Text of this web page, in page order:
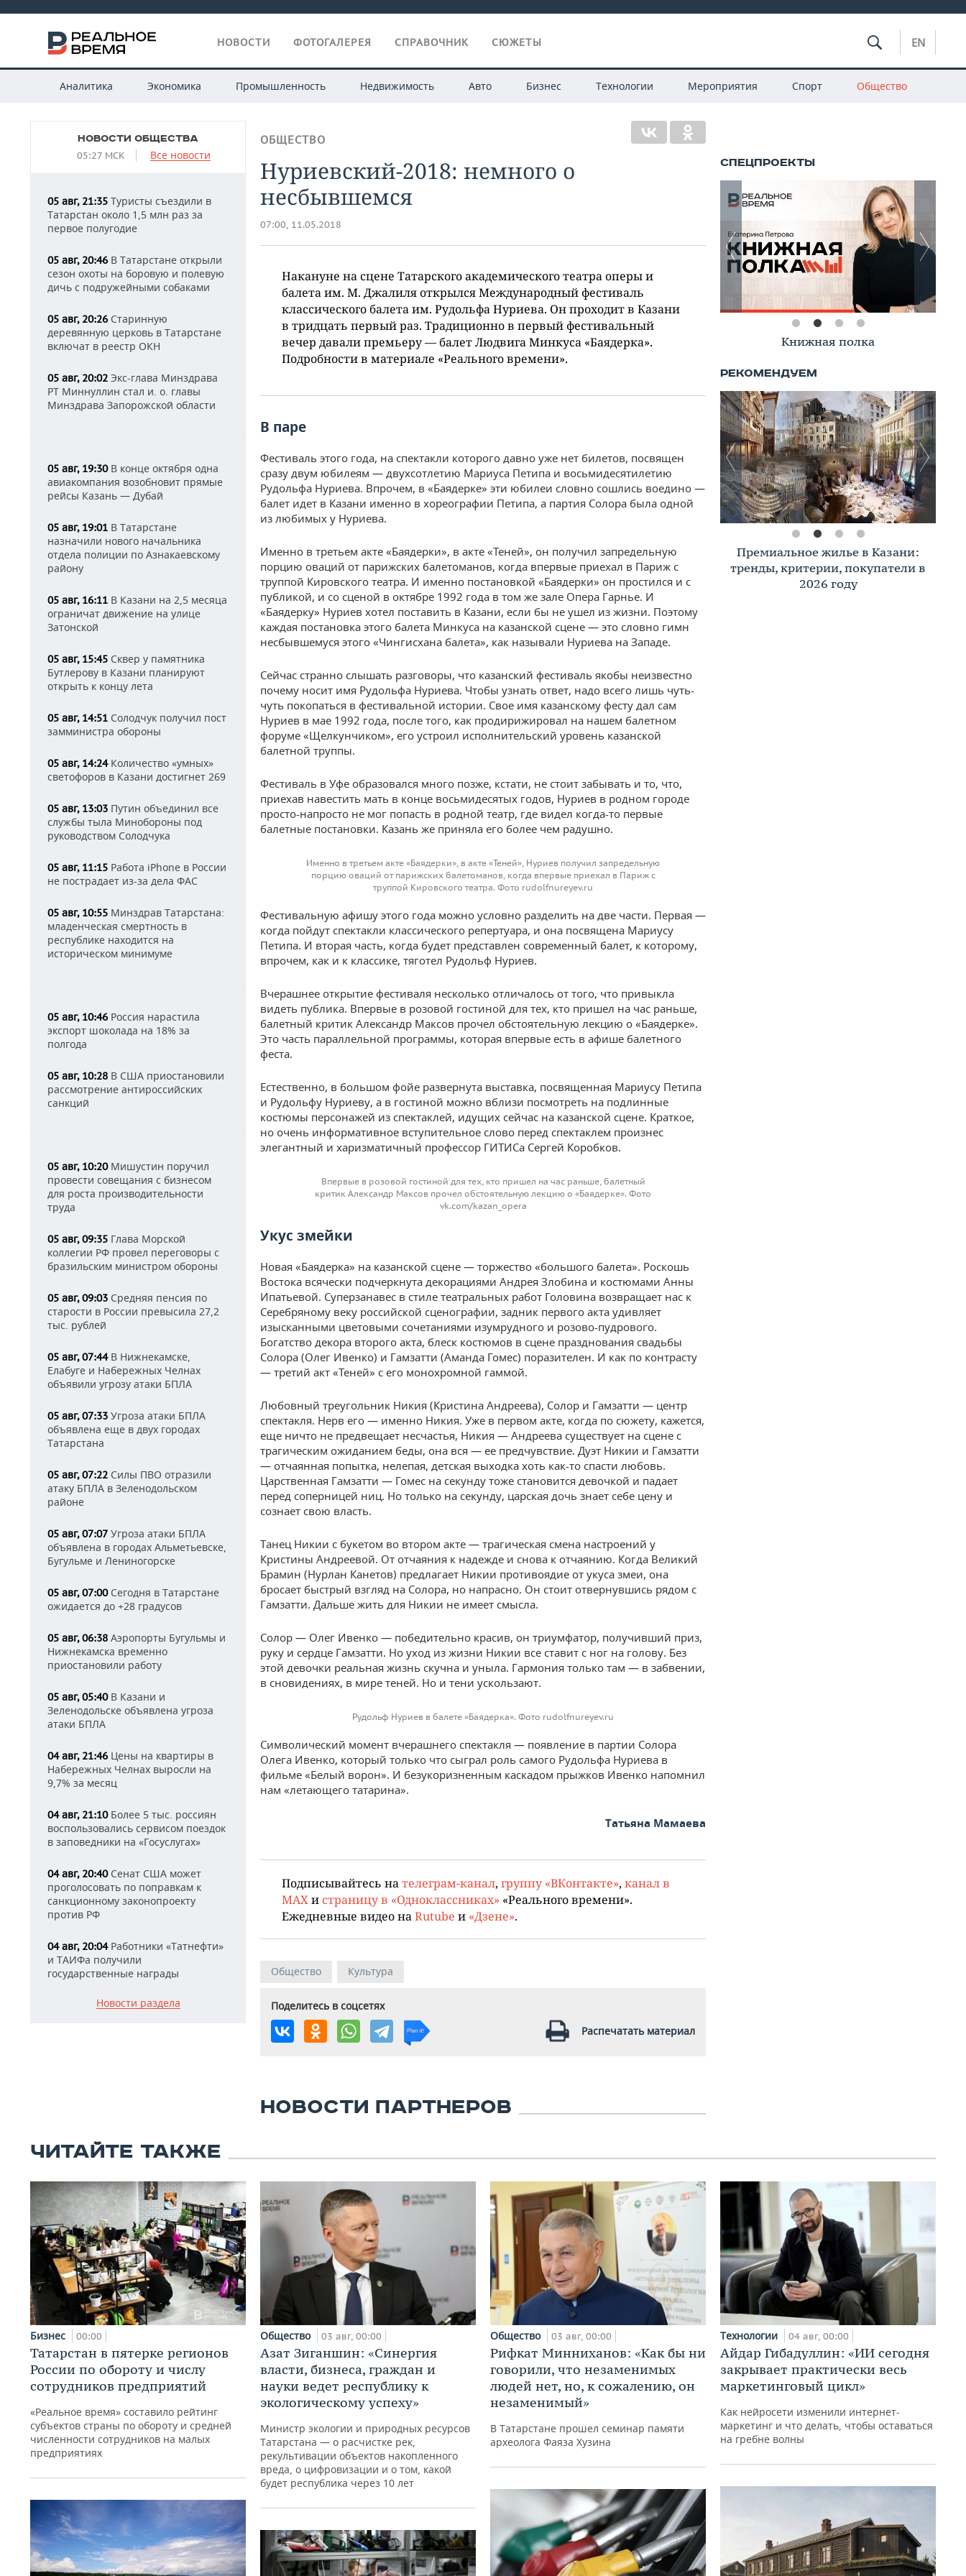
НОВОСТИ ФОТОГАЛЕРЕЯ СПРАВОЧНИК СЮЖЕТЫ EN
Аналитика Экономика Промышленность Недвижимость Авто Бизнес Технологии Мероприятия Спорт Общество
НОВОСТИ ОБЩЕСТВА
05:27 МСК Все новости
05 авг, 21:35 Туристы съездили в
Татарстан около 1,5 млн раз за
первое полугодие
05 авг, 20:46 В Татарстане открыли
сезон охоты на боровую и полевую
дичь с подружейными собаками
05 авг, 20:26 Старинную
деревянную церковь в Татарстане
включат в реестр ОКН
05 авг, 20:02 Экс-глава Минздрава
РТ Миннуллин стал и. о. главы
Минздрава Запорожской области
05 авг, 19:30В конце октября одна
авиакомпания возобновит прямые
рейсы Казань — Дубай
05 авг, 19:01 В Татарстане
назначили нового начальника
отдела полиции по Азнакаевскому
району
05 авг, 16:11 В Казани на 2,5 месяца
ограничат движение на улице
Затонской
05 авг, 15:45 Сквер у памятника
Бутлерову в Казани планируют
открыть к концу лета
05 авг, 14:51 Солодчук получил пост
замминистра обороны
05 авг, 14:24Количество «умных»
светофоров в Казани достигнет 269
05 авг, 13:03 Путин объединил все
службы тыла Минобороны под
руководством Солодчука
05 авг, 11:15 Работа iPhone в России
не пострадает из-за дела ФАС
05 авг, 10:55 Минздрав Татарстана:
младенческая смертность в
республике находится на
историческом минимуме
05 авг, 10:46 Россия нарастила
экспорт шоколада на 18% за
полгода
05 авг, 10:28 В США приостановили
рассмотрение антироссийских
санкций
05 авг, 10:20Мишустин поручил
провести совещания с бизнесом
для роста производительности
труда
05 авг, 09:35 Глава Морской
коллегии РФ провел переговоры с
бразильским министром обороны
05 авг, 09:03 Средняя пенсия по
старости в России превысила 27,2
тыс. рублей
05 авг, 07:44В Нижнекамске,
Елабуге и Набережных Челнах
объявили угрозу атаки БПЛА
05 авг, 07:33 Угроза атаки БПЛА
объявлена еще в двух городах
Татарстана
05 авг, 07:22 Силы ПВО отразили
атаку БПЛА в Зеленодольском
районе
05 авг, 07:07 Угроза атаки БПЛА
объявлена в городах Альметьевске,
Бугульме и Лениногорске
05 авг, 07:00Сегодня в Татарстане
ожидается до +28 градусов
05 авг, 06:38 Аэропорты Бугульмы и
Нижнекамска временно
приостановили работу
05 авг, 05:40В Казани и
Зеленодольске объявлена угроза
атаки БПЛА
04 авг, 21:46 Цены на квартиры в
Набережных Челнах выросли на
9,7% за месяц
04 авг, 21:10Более 5 тыс. россиян
воспользовались сервисом поездок
в заповедники на «Госуслугах»
04 авг, 20:40Сенат США может
проголосовать по поправкам к
санкционному законопроекту
против РФ
04 авг, 20:04Работники «Татнефти»
и ТАИФа получили
государственные награды
Новости раздела
ОБЩЕСТВО
Нуриевский-2018: немного о
несбывшемся
07:00, 11.05.2018
Накануне на сцене Татарского академического театра оперы и
балета им. М. Джалиля открылся Международный фестиваль
классического балета им. Рудольфа Нуриева. Он проходит в Казани
в тридцать первый раз. Традиционно в первый фестивальный
вечер давали премьеру — балет Людвига Минкуса «Баядерка».
Подробности в материале «Реального времени».
В паре
Фестиваль этого года, на спектакли которого давно уже нет билетов, посвящен
сразу двум юбилеям — двухсотлетию Мариуса Петипа и восьмидесятилетию
Рудольфа Нуриева. Впрочем, в «Баядерке» эти юбилеи словно сошлись воедино —
балет идет в Казани именно в хореографии Петипа, а партия Солора была одной
из любимых у Нуриева.
Именно в третьем акте «Баядерки», в акте «Теней», он получил запредельную
порцию оваций от парижских балетоманов, когда впервые приехал в Париж с
труппой Кировского театра. И именно постановкой «Баядерки» он простился и с
публикой, и со сценой в октябре 1992 года в том же зале Опера Гарнье. И
«Баядерку» Нуриев хотел поставить в Казани, если бы не ушел из жизни. Поэтому
каждая постановка этого балета Минкуса на казанской сцене — это словно гимн
несбывшемуся этого «Чингисхана балета», как называли Нуриева на Западе.
Сейчас странно слышать разговоры, что казанский фестиваль якобы неизвестно
почему носит имя Рудольфа Нуриева. Чтобы узнать ответ, надо всего лишь чуть-
чуть покопаться в фестивальной истории. Свое имя казанскому фесту дал сам
Нуриев в мае 1992 года, после того, как продирижировал на нашем балетном
форуме «Щелкунчиком», его устроил исполнительский уровень казанской
балетной труппы.
Фестиваль в Уфе образовался много позже, кстати, не стоит забывать и то, что,
приехав навестить мать в конце восьмидесятых годов, Нуриев в родном городе
просто-напросто не мог попасть в родной театр, где видел когда-то первые
балетные постановки. Казань же приняла его более чем радушно.
Именно в третьем акте «Баядерки», в акте «Теней», Нуриев получил запредельную
порцию оваций от парижских балетоманов, когда впервые приехал в Париж с
труппой Кировского театра. Фото rudolfnureyev.ru
Фестивальную афишу этого года можно условно разделить на две части. Первая —
когда пойдут спектакли классического репертуара, и она посвящена Мариусу
Петипа. И вторая часть, когда будет представлен современный балет, к которому,
впрочем, как и к классике, тяготел Рудольф Нуриев.
Вчерашнее открытие фестиваля несколько отличалось от того, что привыкла
видеть публика. Впервые в розовой гостиной для тех, кто пришел на час раньше,
балетный критик Александр Максов прочел обстоятельную лекцию о «Баядерке».
Это часть параллельной программы, которая впервые есть в афише балетного
феста.
Естественно, в большом фойе развернута выставка, посвященная Мариусу Петипа
и Рудольфу Нуриеву, а в гостиной можно вблизи посмотреть на подлинные
костюмы персонажей из спектаклей, идущих сейчас на казанской сцене. Краткое,
но очень информативное вступительное слово перед спектаклем произнес
элегантный и харизматичный профессор ГИТИСа Сергей Коробков.
Впервые в розовой гостиной для тех, кто пришел на час раньше, балетный
критик Александр Максов прочел обстоятельную лекцию о «Баядерке». Фото
vk.com/kazan_opera
Укус змейки
Новая «Баядерка» на казанской сцене — торжество «большого балета». Роскошь
Востока всячески подчеркнута декорациями Андрея Злобина и костюмами Анны
Ипатьевой. Суперзанавес в стиле театральных работ Головина возвращает нас к
Серебряному веку российской сценографии, задник первого акта удивляет
изысканными цветовыми сочетаниями изумрудного и розово-пудрового.
Богатство декора второго акта, блеск костюмов в сцене празднования свадьбы
Солора (Олег Ивенко) и Гамзатти (Аманда Гомес) поразителен. И как по контрасту
— третий акт «Теней» с его монохромной гаммой.
Любовный треугольник Никия (Кристина Андреева), Солор и Гамзатти — центр
спектакля. Нерв его — именно Никия. Уже в первом акте, когда по сюжету, кажется,
еще ничто не предвещает несчастья, Никия — Андреева существует на сцене с
трагическим ожиданием беды, она вся — ее предчувствие. Дуэт Никии и Гамзатти
— отчаянная попытка, нелепая, детская выходка хоть как-то спасти любовь.
Царственная Гамзатти — Гомес на секунду тоже становится девочкой и падает
перед соперницей ниц. Но только на секунду, царская дочь знает себе цену и
сознает свою власть.
Танец Никии с букетом во втором акте — трагическая смена настроений у
Кристины Андреевой. От отчаяния к надежде и снова к отчаянию. Когда Великий
Брамин (Нурлан Канетов) предлагает Никии противоядие от укуса змеи, она
бросает быстрый взгляд на Солора, но напрасно. Он стоит отвернувшись рядом с
Гамзатти. Дальше жить для Никии не имеет смысла.
Солор — Олег Ивенко — победительно красив, он триумфатор, получивший приз,
руку и сердце Гамзатти. Но уход из жизни Никии все ставит с ног на голову. Без
этой девочки реальная жизнь скучна и уныла. Гармония только там — в забвении,
в сновидениях, в мире теней. Но и тени ускользают.
Рудольф Нуриев в балете «Баядерка». Фото rudolfnureyev.ru
Символический момент вчерашнего спектакля — появление в партии Солора
Олега Ивенко, который только что сыграл роль самого Рудольфа Нуриева в
фильме «Белый ворон». И безукоризненным каскадом прыжков Ивенко напомнил
нам «летающего татарина».
Татьяна Мамаева
Подписывайтесь на телеграм-канал, группу «ВКонтакте», канал в
MAX и страницу в «Одноклассниках» «Реального времени».
Ежедневные видео на Rutube и «Дзене».
Общество Культура
Поделитесь в соцсетях
Распечатать материал
НОВОСТИ ПАРТНЕРОВ
Книжная полка
Премиальное жилье в Казани:
тренды, критерии, покупатели в
2026 году
ЧИТАЙТЕ ТАКЖЕ
Бизнес 00:00
Татарстан в пятерке регионов
России по обороту и числу
сотрудников предприятий
«Реальное время» составило рейтинг
субъектов страны по обороту и средней
численности сотрудников на малых
предприятиях
Общество 03 авг, 00:00
Азат Зиганшин: «Синергия
власти, бизнеса, граждан и
науки ведет республику к
экологическому успеху»
Министр экологии и природных ресурсов
Татарстана — о расчистке рек,
рекультивации объектов накопленного
вреда, о цифровизации и о том, какой
будет республика через 10 лет
Общество 03 авг, 00:00
Рифкат Минниханов: «Как бы ни
говорили, что незаменимых
людей нет, но, к сожалению, он
незаменимый»
В Татарстане прошел семинар памяти
археолога Фаяза Хузина
Технологии 04 авг, 00:00
Айдар Гибадуллин: «ИИ сегодня
закрывает практически весь
маркетинговый цикл»
Как нейросети изменили интернет-
маркетинг и что делать, чтобы оставаться
на гребне волны